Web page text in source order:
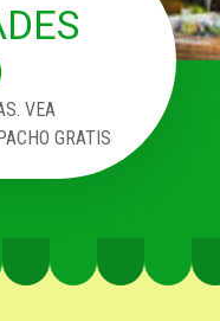
VEA
GRATIS